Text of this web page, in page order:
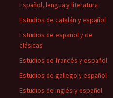
Español, lengua y literatura
Estudios de catalán y español
Estudios de español y de
clásicas
Estudios de francés y español
Estudios de gallego y español
Estudios de inglés y español